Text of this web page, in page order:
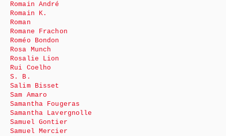
Romain André
Romain K.
Roman
Romane Frachon
Roméo Bondon
Rosa Munch
Rosalie Lion
Rui Coelho
S. B.
Salim Bisset
Sam Amaro
Samantha Fougeras
Samantha Lavergnolle
Samuel Gontier
Samuel Mercier